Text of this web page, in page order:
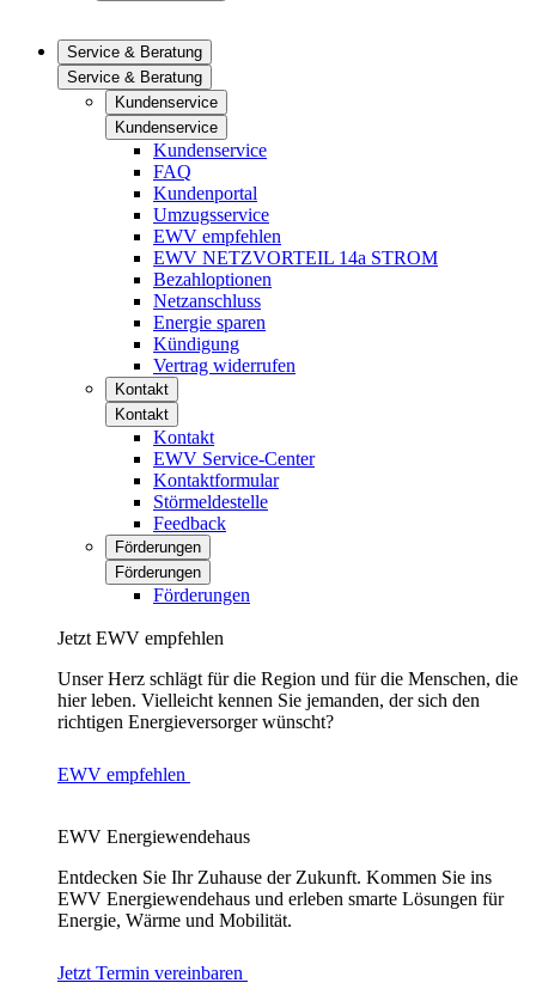
Service & Beratung
Service & Beratung
Kundenservice
Kundenservice
Kundenservice
FAQ
Kundenportal
Umzugsservice
EWV empfehlen
EWV NETZVORTEIL 14a STROM
Bezahloptionen
Netzanschluss
Energie sparen
Kündigung
Vertrag widerrufen
Kontakt
Kontakt
Kontakt
EWV Service-Center
Kontaktformular
Störmeldestelle
Feedback
Förderungen
Förderungen
Förderungen
Jetzt EWV empfehlen
Unser Herz schlägt für die Region und für die Menschen, die
hier leben. Vielleicht kennen Sie jemanden, der sich den
richtigen Energieversorger wünscht?
EWV empfehlen
EWV Energiewendehaus
Entdecken Sie Ihr Zuhause der Zukunft. Kommen Sie ins
EWV Energiewendehaus und erleben smarte Lösungen für
Energie, Wärme und Mobilität.
Jetzt Termin vereinbaren